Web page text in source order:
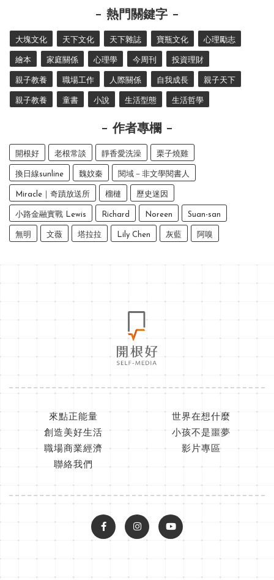
熱門關鍵字
大塊文化 天下文化 天下雜誌 寶瓶文化 心理勵志
繪本 家庭關係 心理學 今周刊 投資理財
親子教養 職場工作 人際關係 自我成長 親子天下
親子教養 童書 小說 生活型態 生活哲學
作者專欄
開根好 老根常談 靜香愛洗澡 栗子燒雞
換日線sunline 魏妏秦 閱域－非文學閱書人
Miracle｜奇蹟放送所 榴槤 歷史迷因
小路金融實戰 Lewis Richard Noreen Suan-san
無明 文薇 塔拉拉 Lily Chen 灰藍 阿嗅
來點正能量
世界在想什麼
創造美好生活
小孩不是噩夢
職場商業經濟
影片專區
聯絡我們